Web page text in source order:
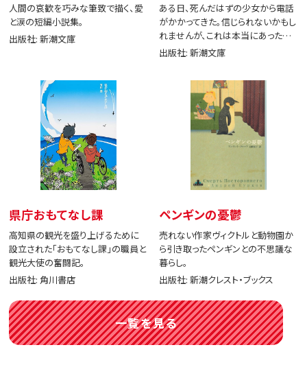
人間の哀歓を巧みな筆致で描く、愛
と涙の短編小説集。
出版社: 新潮文庫
ある日、死んだはずの少女から電話
がかかってきた。信じられないかもし
れませんが、これは本当にあった出
来事です。
出版社: 新潮文庫
県庁おもてなし課
高知県の観光を盛り上げるために
設立された「おもてなし課」の職員と
観光大使の奮闘記。
出版社: 角川書店
ペンギンの憂鬱
売れない作家ヴィクトルと動物園か
ら引き取ったペンギンとの不思議な
暮らし。
出版社: 新潮クレスト・ブックス
一覧を見る